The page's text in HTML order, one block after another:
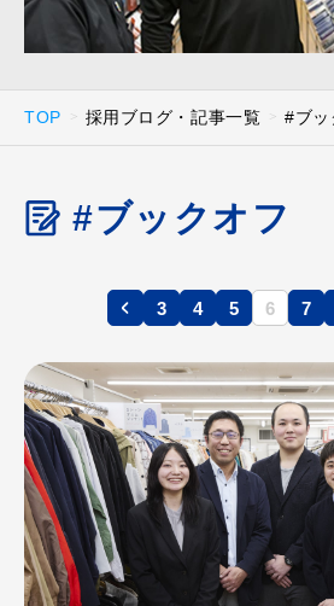
TOP 採用ブログ・記事一覧 #ブッ
#ブックオフ
3 4 5 6 7